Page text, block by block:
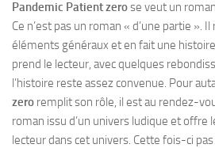
Pandemic Patient zerose veut un
Ce n’est pas un roman « d’une partie ».
éléments généraux et en fait une
prend le lecteur, avec quelques
l’histoire reste assez convenue. Pour
zero remplit son rôle, il est au rendez-
roman issu d’un univers ludique et offre
lecteur dans cet univers. Cette fois-ci